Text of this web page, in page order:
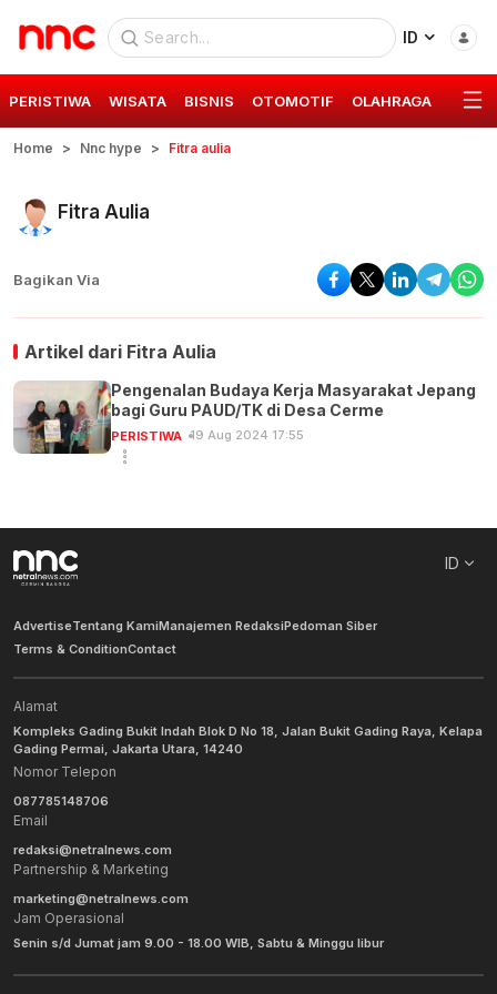
ID
PERISTIWA WISATA BISNIS OTOMOTIF OLAHRAGA GAYA
Home Nnc hype Fitra aulia
Fitra Aulia
Bagikan Via
Artikel dari Fitra Aulia
Pengenalan Budaya Kerja Masyarakat Jepang
bagi Guru PAUD/TK di Desa Cerme
PERISTIWA 19 Aug 2024 17:55
ID
AdvertiseTentang KamiManajemen RedaksiPedoman Siber
Terms & ConditionContact
Alamat
Kompleks Gading Bukit Indah Blok D No 18, Jalan Bukit Gading Raya, Kelapa
Gading Permai, Jakarta Utara, 14240
Nomor Telepon
087785148706
Email
redaksi@netralnews.com
Partnership & Marketing
marketing@netralnews.com
Jam Operasional
Senin s/d Jumat jam 9.00 - 18.00 WIB, Sabtu & Minggu libur